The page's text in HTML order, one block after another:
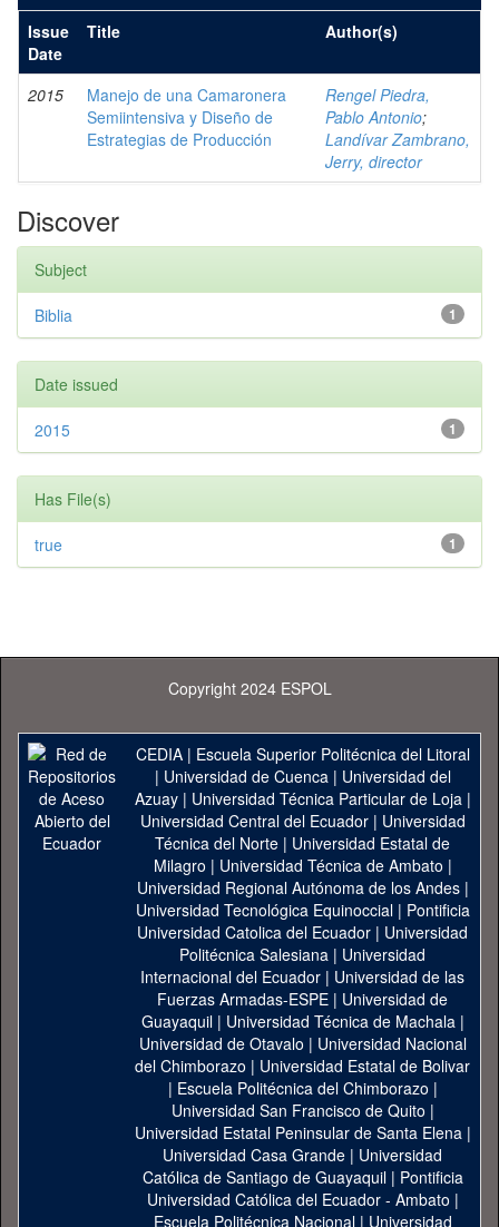
Issue
Date
Title Author(s)
2015
Manejo de una Camaronera
Semiintensiva y Diseño de
Estrategias de Producción
Rengel Piedra,
Pablo Antonio;
Landívar Zambrano,
Jerry, director
Discover
Subject
1
Biblia
Date issued
1
2015
Has File(s)
1
true
Copyright 2024 ESPOL
CEDIA| Escuela Superior Politécnica del Litoral
| Universidad de Cuenca| Universidad del
Azuay| Universidad Técnica Particular de Loja|
Universidad Central del Ecuador| Universidad
Técnica del Norte | Universidad Estatal de
Milagro | Universidad Técnica de Ambato |
Universidad Regional Autónoma de los Andes|
Universidad Tecnológica Equinoccial| Pontificia
Universidad Catolica del Ecuador | Universidad
Politécnica Salesiana | Universidad
Internacional del Ecuador | Universidad de las
Fuerzas Armadas-ESPE | Universidad de
Guayaquil| Universidad Técnica de Machala|
Universidad de Otavalo | Universidad Nacional
del Chimborazo | Universidad Estatal de Bolivar
| Escuela Politécnica del Chimborazo |
Universidad San Francisco de Quito |
Universidad Estatal Peninsular de Santa Elena|
Universidad Casa Grande | Universidad
Católica de Santiago de Guayaquil| Pontificia
Universidad Católica del Ecuador - Ambato |
Escuela Politécnica Nacional| Universidad